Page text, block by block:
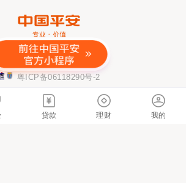
金融许可证公示
粤ICP备06118290号-2
该网站已支持IPv6
供链接服务及技术支持，网站内容由
贷款 理财 我的